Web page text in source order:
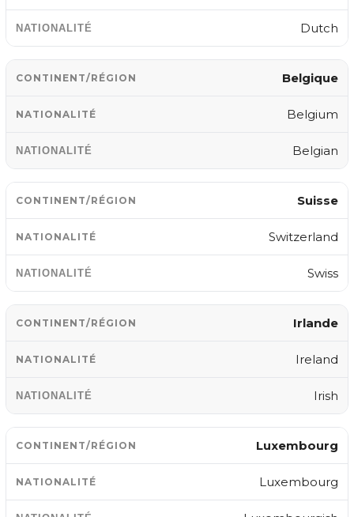
Dutch
Belgique
Belgium
Belgian
Suisse
Switzerland
Swiss
Irlande
Ireland
Irish
Luxembourg
Luxembourg